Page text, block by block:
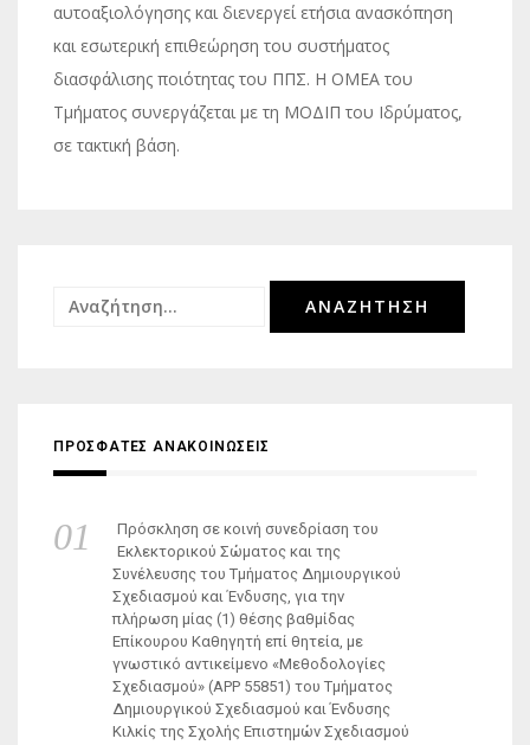
αυτοαξιολόγησης και διενεργεί ετήσια ανασκόπηση
και εσωτερική επιθεώρηση του συστήματος
διασφάλισης ποιότητας του ΠΠΣ. Η ΟΜΕΑ του
Τμήματος συνεργάζεται με τη ΜΟΔΙΠ του Ιδρύματος,
σε τακτική βάση.
Αναζήτηση
ΠΡΟΣΦΑΤΕΣ ΑΝΑΚΟΙΝΩΣΕΙΣ
Πρόσκληση σε κοινή συνεδρίαση του
Εκλεκτορικού Σώματος και της
Συνέλευσης του Τμήματος Δημιουργικού
Σχεδιασμού και Ένδυσης, για την
πλήρωση μίας (1) θέσης βαθμίδας
Επίκουρου Καθηγητή επί θητεία, με
γνωστικό αντικείμενο «Μεθοδολογίες
Σχεδιασμού» (ΑΡΡ 55851) του Τμήματος
Δημιουργικού Σχεδιασμού και Ένδυσης
Κιλκίς της Σχολής Επιστημών Σχεδιασμού